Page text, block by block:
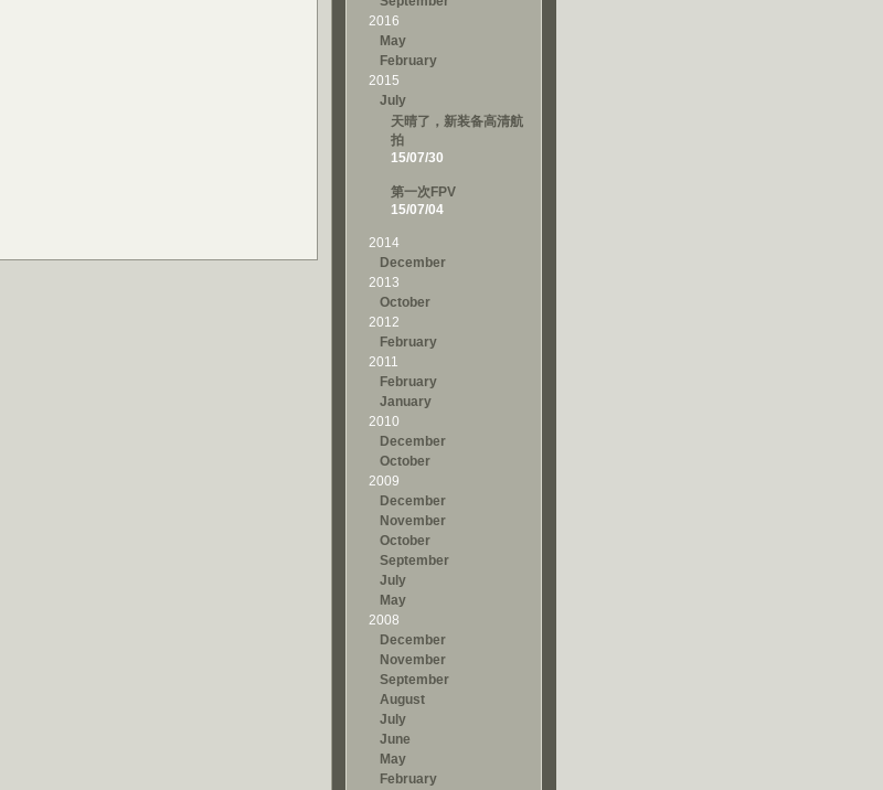
2016
May
February
2015
July
天晴了，新装备高清航
拍
15/07/30
第一次FPV
15/07/04
2014
December
2013
October
2012
February
2011
February
January
2010
December
October
2009
December
November
October
September
July
May
2008
December
November
September
August
July
June
May
February